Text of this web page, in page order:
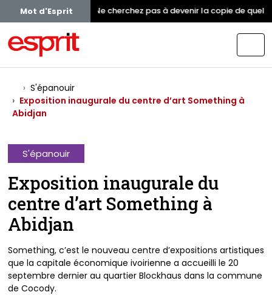
Mot d'Esprit Ne cherchez pas à devenir la copie de
S'épanouir
Exposition inaugurale du centre d’art Something à
Abidjan
S'épanouir
Exposition inaugurale du
centre d’art Something à
Abidjan
Something, c’est le nouveau centre d’expositions artistiques
que la capitale économique ivoirienne a accueilli le 20
septembre dernier au quartier Blockhaus dans la commune
de Cocody.